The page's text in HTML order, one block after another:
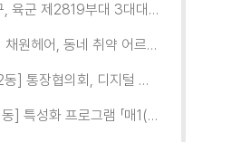
장안구, 육군 제2819부대 3대대로부터 감사장 받아
[평동] 채원헤어, 동네 취약 어르신을 위한 이미용서비스 무료 지원
[광교2동] 통장협의회, 디지털 교육 실시
[매탄1동] 특성화 프로그램 「매1(일) 친환경 문화학교」 개강